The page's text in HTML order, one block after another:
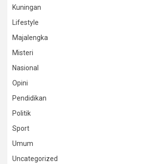
Kuningan
Lifestyle
Majalengka
Misteri
Nasional
Opini
Pendidikan
Politik
Sport
Umum
Uncategorized